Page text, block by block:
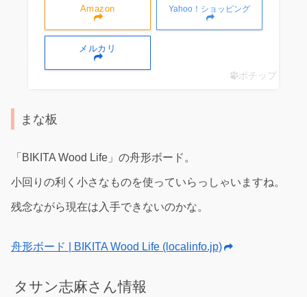
Amazon Yahoo！ショッピング
メルカリ
ポチップ
まな板
「BIKITA Wood Life」の舟形ボード。
小回りの利く小さなものを使っていらっしゃいますね。
残念ながら現在は入手できないのかな。
舟形ボード | BIKITA Wood Life (localinfo.jp)
タサン志麻さん情報